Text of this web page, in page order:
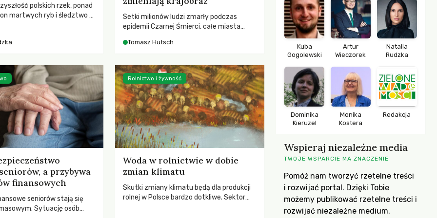
polskich rzek, ponad
martwych ryb i śledztwo z
by prace modernizacyjne
śmierci rzeki.
Setki milionów ludzi zmarły podczas
epidemii Czarnej Śmierci, całe miasta
pierwsze liście nowych dębów rozwijały
podnosiła się po jednej z największych
katastrof w swoich dziejach.
Tomasz Hutsch
a przybywa
finansowych
seniorów stają się
Sytuację osób
Woda w rolnictwie w dobie
zmian klimatu
Skutki zmiany klimatu będą dla produkcji
rolnej w Polsce bardzo dotkliwe. Sektor
Rolnictwo i żywność
Kuba
Gogolewski
Artur
Wieczorek
Natalia
Rudzka
Dominika
Kieruzel
Monika
Kostera
Redakcja
Wspieraj niezależne media
TWOJE WSPARCIE MA ZNACZENIE
Pomóż nam tworzyć rzetelne treści
i rozwijać portal. Dzięki Tobie
możemy publikować rzetelne treści i
rozwijać niezależne medium.